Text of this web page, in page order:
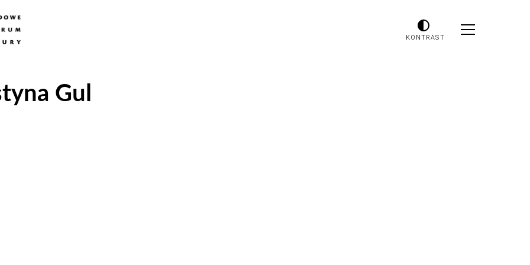
KONTRAST
Gul